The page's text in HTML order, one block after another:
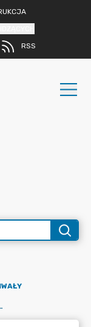
RSS
A GMINĄ ĆMIELÓW W ZAKRESIE LOKALNEGO TRANSPORTU ZBIOROWEGO